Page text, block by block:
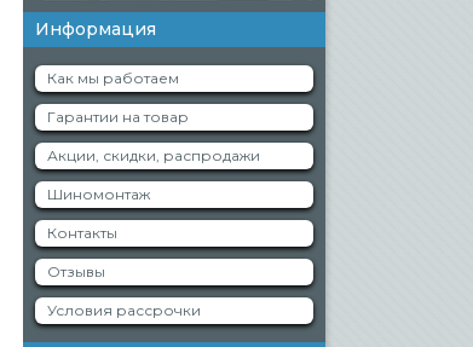
Информация
Как мы работаем
Гарантии на товар
Акции, скидки, распродажи
Шиномонтаж
Контакты
Отзывы
Условия рассрочки